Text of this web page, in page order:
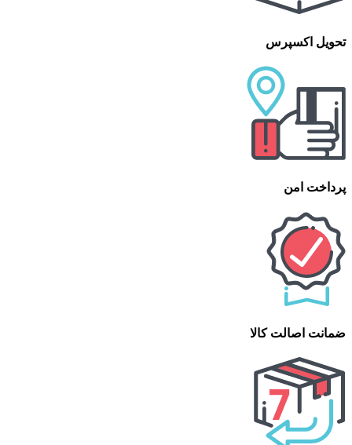
تحویل اکسپرس
پرداخت امن
ضمانت اصالت کالا